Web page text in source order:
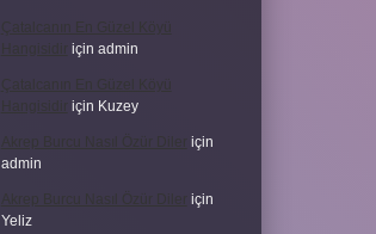
Çatalcanın En Güzel Köyü
Hangisidir için admin
Çatalcanın En Güzel Köyü
Hangisidir için Kuzey
Akrep Burcu Nasıl Özür Diler için
admin
Akrep Burcu Nasıl Özür Diler için
Yeliz